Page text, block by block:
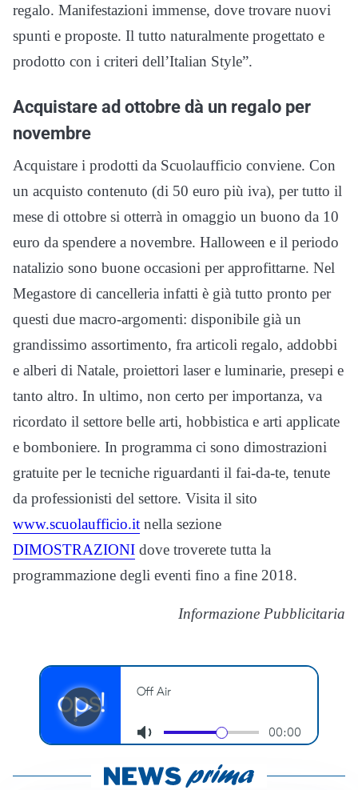
regalo. Manifestazioni immense, dove trovare nuovi
spunti e proposte. Il tutto naturalmente progettato e
prodotto con i criteri dell’Italian Style”.
Acquistare ad ottobre dà un regalo per
novembre
Acquistare i prodotti da Scuolaufficio conviene. Con
un acquisto contenuto (di 50 euro più iva), per tutto il
mese di ottobre si otterrà in omaggio un buono da 10
euro da spendere a novembre. Halloween e il periodo
natalizio sono buone occasioni per approfittarne. Nel
Megastore di cancelleria infatti è già tutto pronto per
questi due macro-argomenti: disponibile già un
grandissimo assortimento, fra articoli regalo, addobbi
e alberi di Natale, proiettori laser e luminarie, presepi e
tanto altro. In ultimo, non certo per importanza, va
ricordato il settore belle arti, hobbistica e arti applicate
e bomboniere. In programma ci sono dimostrazioni
gratuite per le tecniche riguardanti il fai-da-te, tenute
da professionisti del settore. Visita il sito
www.scuolaufficio.it nella sezione
DIMOSTRAZIONI dove troverete tutta la
programmazione degli eventi fino a fine 2018.
Informazione Pubblicitaria